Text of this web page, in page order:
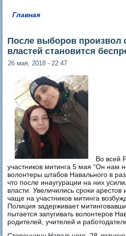
Главная
После выборов произвол
властей становится
26 мая, 2018 - 22:47
Во всей
участников митинга 5 мая “Он нам
волонтеры штабов Навального в
что после инаугурации на них
власти. Увеличились сроки
чаще на участников митинга
Полиция задерживает
пытается запугивать волонтеров
родителей, учителей и